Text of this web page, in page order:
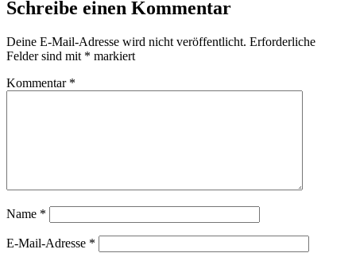
Schreibe einen Kommentar
Deine E-Mail-Adresse wird nicht veröffentlicht. Erforderliche
Felder sind mit * markiert
Kommentar *
Name *
E-Mail-Adresse *